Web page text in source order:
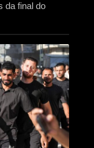
da final do